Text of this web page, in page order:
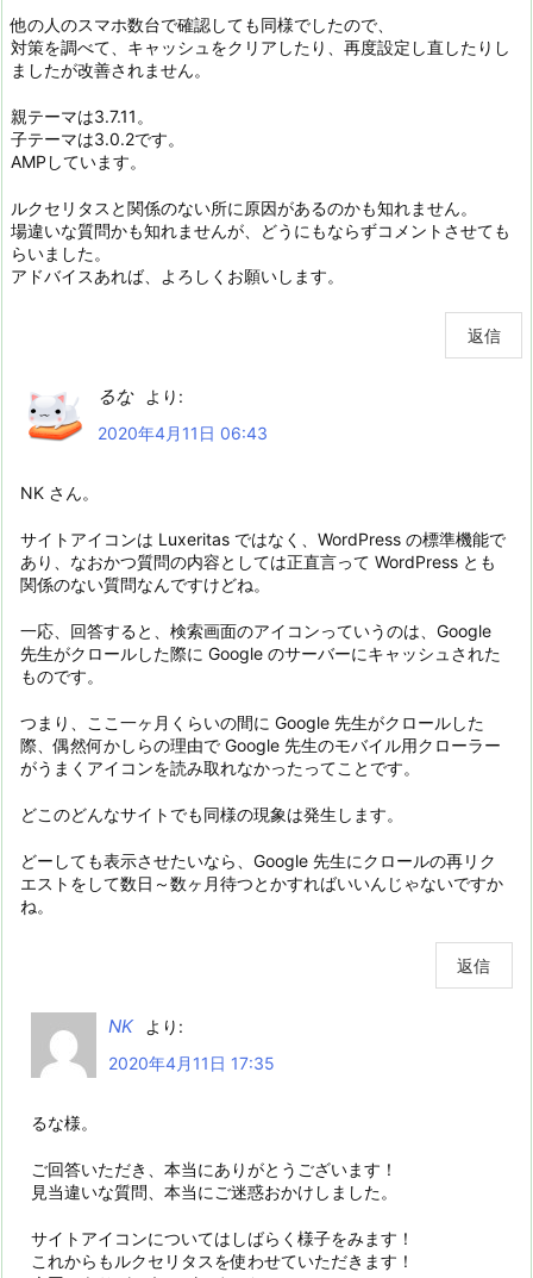
他の人のスマホ数台で確認しても同様でしたので、
対策を調べて、キャッシュをクリアしたり、再度設定し直したりし
ましたが改善されません。
親テーマは3.7.11。
子テーマは3.0.2です。
AMPしています。
ルクセリタスと関係のない所に原因があるのかも知れません。
場違いな質問かも知れませんが、どうにもならずコメントさせても
らいました。
アドバイスあれば、よろしくお願いします。
返信
るな
より:
2020年4月11日 06:43
NK さん。
サイトアイコンは Luxeritas ではなく、WordPress の標準機能で
あり、なおかつ質問の内容としては正直言って WordPress とも
関係のない質問なんですけどね。
一応、回答すると、検索画面のアイコンっていうのは、Google
先生がクロールした際に Google のサーバーにキャッシュされた
ものです。
つまり、ここ一ヶ月くらいの間に Google 先生がクロールした
際、偶然何かしらの理由で Google 先生のモバイル用クローラー
がうまくアイコンを読み取れなかったってことです。
どこのどんなサイトでも同様の現象は発生します。
どーしても表示させたいなら、Google 先生にクロールの再リク
エストをして数日～数ヶ月待つとかすればいいんじゃないですか
ね。
返信
NK
より:
2020年4月11日 17:35
るな様。
ご回答いただき、本当にありがとうございます！
見当違いな質問、本当にご迷惑おかけしました。
サイトアイコンについてはしばらく様子をみます！
これからもルクセリタスを使わせていただきます！